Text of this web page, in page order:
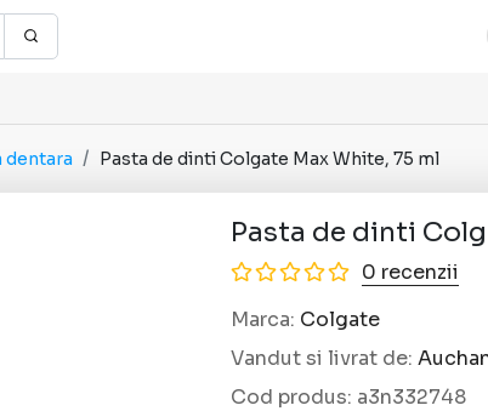
dentara Pasta de dinti Colgate Max White, 75 ml
Pasta de dinti
0 recenzii
Marca: Colgate
Vandut si livrat de:
Cod produs: a3n332748